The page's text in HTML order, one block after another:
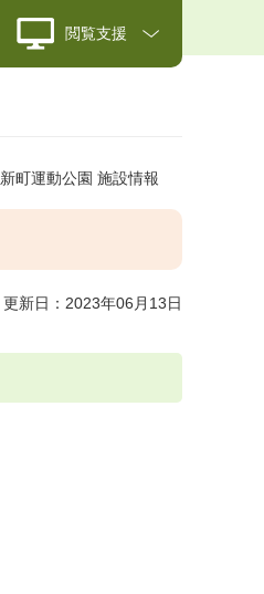
閲覧支援
新町運動公園 施設情報
更新日：2023年06月13日